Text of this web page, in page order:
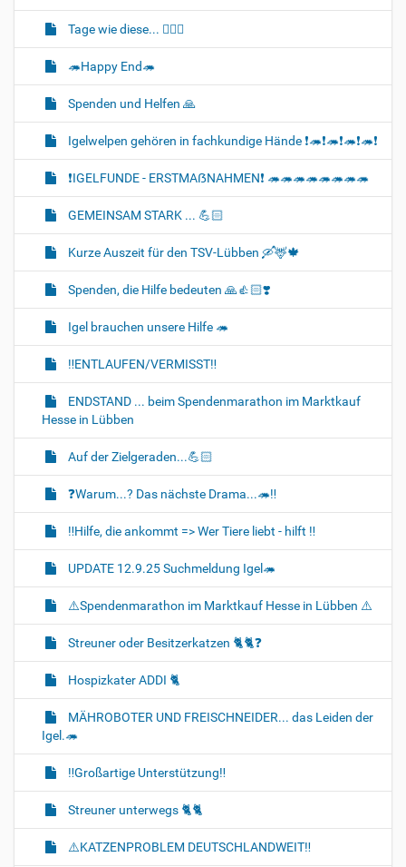
Tage wie diese... 🐈‍💔🌈
🦔Happy End🦔
Spenden und Helfen 🙏
Igelwelpen gehören in fachkundige Hände ❗🦔❗🦔❗🦔❗🦔❗
❗IGELFUNDE - ERSTMAẞNAHMEN❗ 🦔🦔🦔🦔🦔🦔🦔🦔
GEMEINSAM STARK ... 💪🏻
Kurze Auszeit für den TSV-Lübben 🛶🦌🍁
Spenden, die Hilfe bedeuten 🙏👍🏻❣️
Igel brauchen unsere Hilfe 🦔
‼️ENTLAUFEN/VERMISST‼️
ENDSTAND ... beim Spendenmarathon im Marktkauf
Hesse in Lübben
Auf der Zielgeraden...💪🏻
❓️Warum...? Das nächste Drama...🦔‼️
‼️Hilfe, die ankommt => Wer Tiere liebt - hilft ‼️
UPDATE 12.9.25 Suchmeldung Igel🦔
⚠️Spendenmarathon im Marktkauf Hesse in Lübben ⚠️
Streuner oder Besitzerkatzen 🐈🐈‍❓️
Hospizkater ADDI 🐈‍
MÄHROBOTER UND FREISCHNEIDER... das Leiden der
Igel.🦔
‼️Großartige Unterstützung‼️
Streuner unterwegs 🐈🐈‍
⚠️KATZENPROBLEM DEUTSCHLANDWEIT‼️